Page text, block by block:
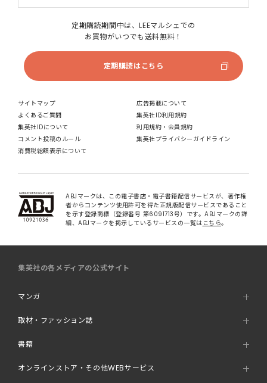
定期購読期間中は、LEEマルシェでの
お買物がいつでも送料無料！
定期購読はこちら
サイトマップ
広告掲載について
よくあるご質問
集英社ID利用規約
集英社IDについて
利用規約・会員規約
コメント投稿のルール
集英社プライバシーガイドライン
消費税総額表示について
ABJマークは、この電子書店・電子書籍配信サービスが、著作権
者からコンテンツ使用許可を得た正規版配信サービスであること
を示す登録商標（登録番号 第6091713号）です。ABJマークの詳
細、ABJマークを掲示しているサービスの一覧は こちら。
集英社の各メディアの公式サイト
マンガ
取材・ファッション誌
書籍
オンラインストア・その他WEBサービス